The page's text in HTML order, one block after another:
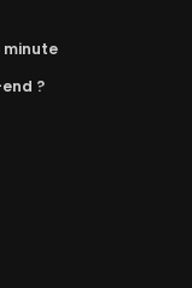
minute
?